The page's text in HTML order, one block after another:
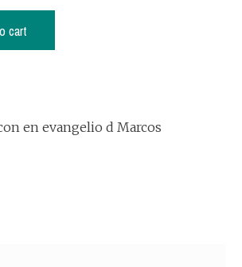
cart
en evangelio d Marcos